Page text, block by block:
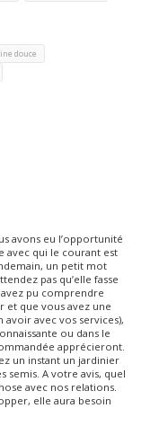
douce
avons eu l’opportunité
avec qui le courant est
un petit mot
pas qu’elle fasse
pu comprendre
et que vous avez une
avec vos services),
ou dans le
apprécieront.
un instant un jardinier
semis. A votre avis, quel
avec nos relations.
elle aura besoin